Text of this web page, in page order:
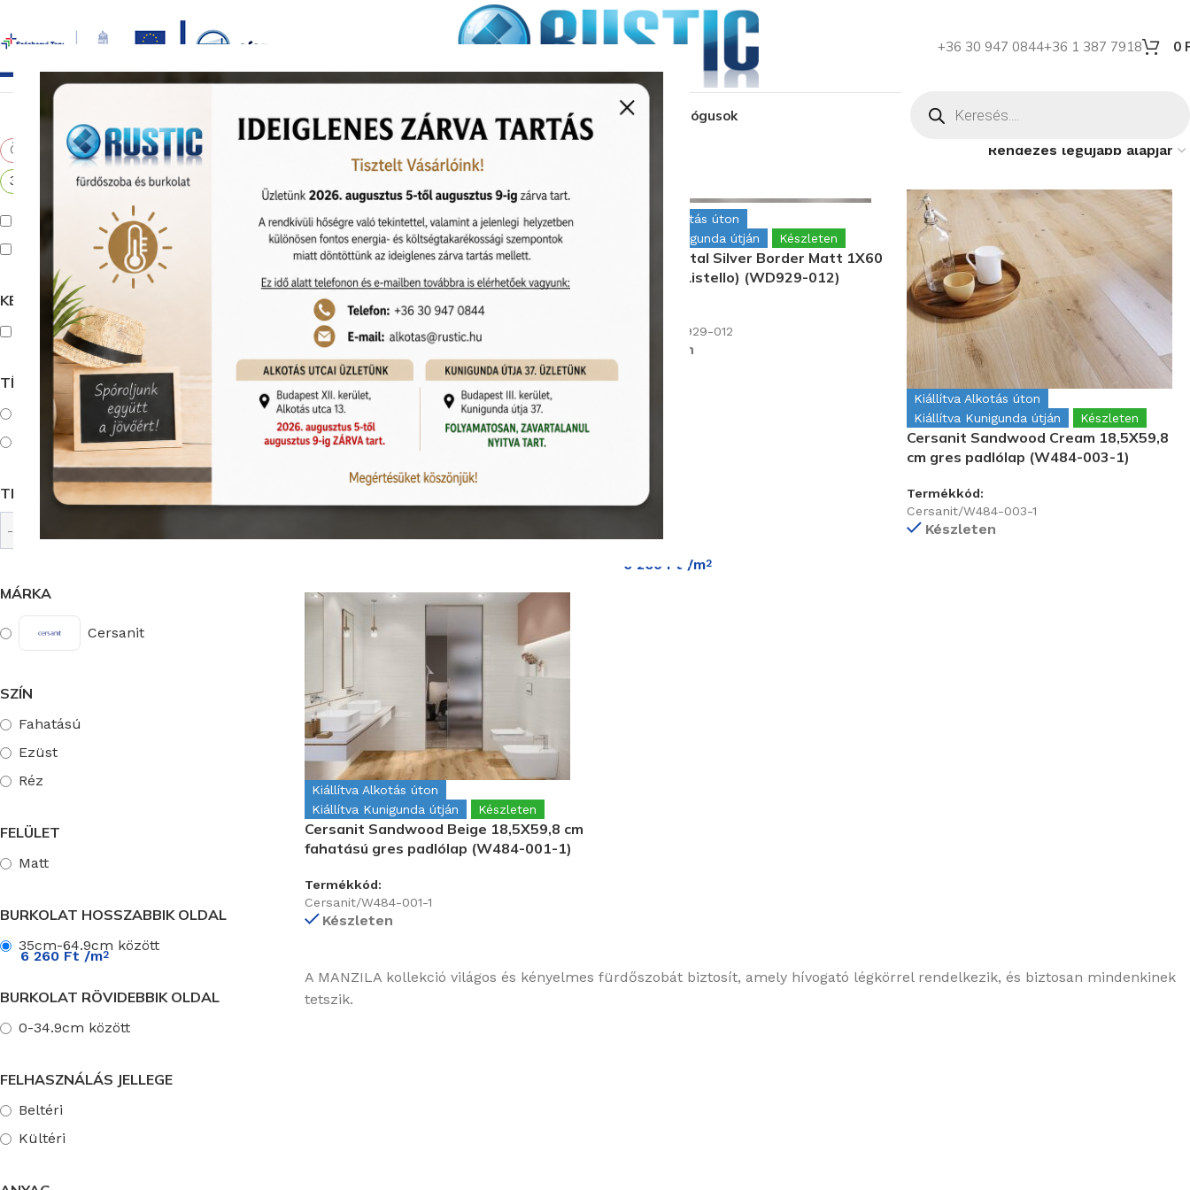
+36 30 947 0844+36 1 387 7918 0
termékek képgalériabemutatkozásüzleteink látványtervezés pályázat katalógusok
Összes visszaállítása
35cm-64.9cm között ×
Kiállítva Kunigunda útján
Kiállítva Alkotás úton
KÉSZLETEN
Készleten
TÍPUS
Padlólap
Dekorcsík (Listello)
TERMÉKCSALÁD
MÁRKA
Cersanit
SZÍN
Fahatású
Ezüst
Réz
FELÜLET
Matt
BURKOLAT HOSSZABBIK OLDAL
35cm-64.9cm között
BURKOLAT RÖVIDEBBIK OLDAL
0-34.9cm között
FELHASZNÁLÁS JELLEGE
Beltéri
Kültéri
Kiállítva Alkotás úton
Kiállítva Kunigunda útján
Készleten
Cersanit Metal Copper Border Matt
1X60 Dekorcsík (Listello) (WD929-010)
Termékkód:
Cersanit/WD929-010
Készleten
Ft /db
Kiállítva Alkotás úton
Kiállítva Kunigunda útján
Készleten
Cersanit Metal Silver Border Matt 1X60
Dekorcsík (Listello) (WD929-012)
Cersanit/WD929-012
Készleten
6 140Ft /db
Kiállítva Alkotás úton
Kiállítva Kunigunda útján
Készleten
Cersanit Sandwood Cream 18,5X59,8
cm gres padlólap (W484-003-1)
Termékkód:
Cersanit/W484-003-1
Készleten
6 260 Ft /m2
Kiállítva Alkotás úton
Kiállítva Kunigunda útján
Készleten
Cersanit Sandwood Beige 18,5X59,8 cm
fahatású gres padlólap (W484-001-1)
Termékkód:
Cersanit/W484-001-1
Készleten
6 260 Ft /m2
A MANZILA kollekció világos és kényelmes fürdőszobát biztosít, amely hívogató légkörrel rendelkezik, és biztosan mindenkinek
tetszik.